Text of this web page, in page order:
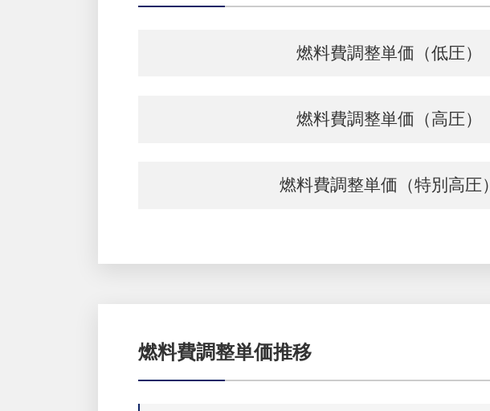
燃料費調整単価（低圧）
燃料費調整単価（高圧）
燃料費調整単価（特別高圧）
燃料費調整単価推移